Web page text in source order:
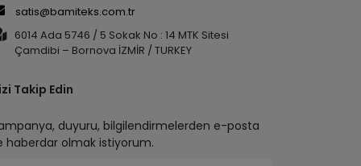
satis@bamiteks.com.tr
6014 Ada 5746 / 5 Sokak No : 14 MTK Sitesi
Çamdibi – Bornova İZMİR / TURKEY
Takip Edin
duyuru, bilgilendirmelerden e-posta
haberdar olmak istiyorum.